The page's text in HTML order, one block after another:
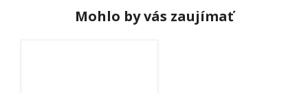
Mohlo by vás zaujímať